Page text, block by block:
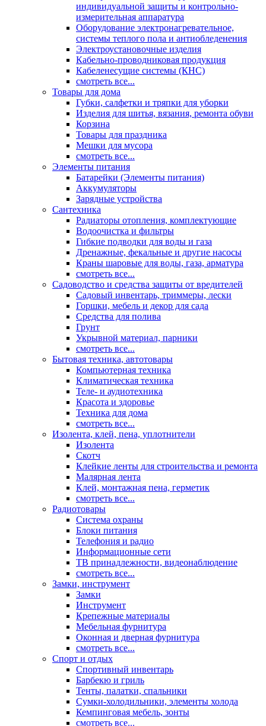
индивидуальной защиты и контрольно-
измерительная аппаратура
Оборудование электронагревательное,
системы теплого пола и антиобледенения
Электроустановочные изделия
Кабельно-проводниковая продукция
Кабеленесущие системы (КНС)
смотреть все...
Товары для дома
Губки, салфетки и тряпки для уборки
Изделия для шитья, вязания, ремонта обуви
Корзина
Товары для праздника
Мешки для мусора
смотреть все...
Элементы питания
Батарейки (Элементы питания)
Аккумуляторы
Зарядные устройства
Сантехника
Радиаторы отопления, комплектующие
Водоочистка и фильтры
Гибкие подводки для воды и газа
Дренажные, фекальные и другие насосы
Краны шаровые для воды, газа, арматура
смотреть все...
Садоводство и средства защиты от вредителей
Садовый инвентарь, триммеры, лески
Горшки, мебель и декор для сада
Средства для полива
Грунт
Укрывной материал, парники
смотреть все...
Бытовая техника, автотовары
Компьютерная техника
Климатическая техника
Теле- и аудиотехника
Красота и здоровье
Техника для дома
смотреть все...
Изолента, клей, пена, уплотнители
Изолента
Скотч
Клейкие ленты для строительства и ремонта
Малярная лента
Клей, монтажная пена, герметик
смотреть все...
Радиотовары
Система охраны
Блоки питания
Телефония и радио
Информационные сети
ТВ принадлежности, видеонаблюдение
смотреть все...
Замки, инструмент
Замки
Инструмент
Крепежные материалы
Мебельная фурнитура
Оконная и дверная фурнитура
смотреть все...
Спорт и отдых
Спортивный инвентарь
Барбекю и гриль
Тенты, палатки, спальники
Сумки-холодильники, элементы холода
Кемпинговая мебель, зонты
смотреть все...